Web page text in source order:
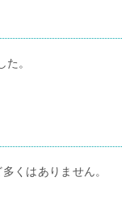
。
くはありません。